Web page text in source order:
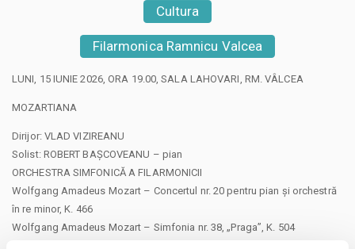
Cultura
Filarmonica Ramnicu Valcea
LUNI, 15 IUNIE 2026, ORA 19.00, SALA LAHOVARI, RM. VÂLCEA
MOZARTIANA
Dirijor: VLAD VIZIREANU
Solist: ROBERT BAȘCOVEANU – pian
ORCHESTRA SIMFONICĂ A FILARMONICII
Wolfgang Amadeus Mozart – Concertul nr. 20 pentru pian și orchestră
în re minor, K. 466
Wolfgang Amadeus Mozart – Simfonia nr. 38, „Praga”, K. 504